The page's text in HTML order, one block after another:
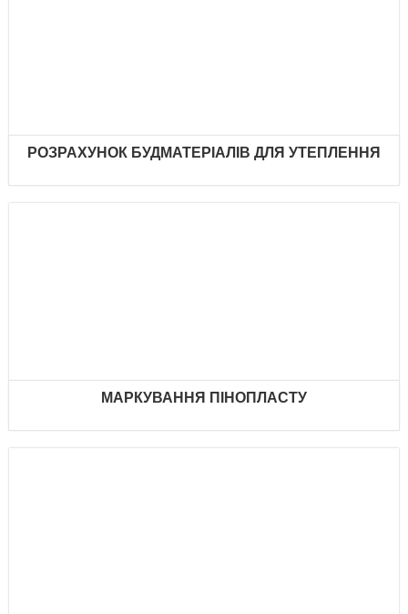
РОЗРАХУНОК БУДМАТЕРІАЛІВ ДЛЯ УТЕПЛЕННЯ
МАРКУВАННЯ ПІНОПЛАСТУ